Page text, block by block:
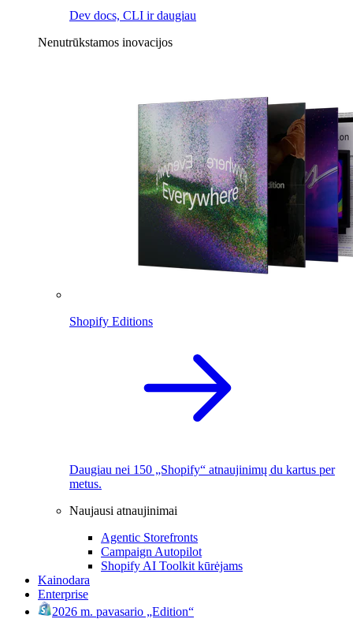
Dev docs, CLI ir daugiau
Nenutrūkstamos inovacijos
Shopify Editions
Daugiau nei 150 „Shopify“ atnaujinimų du kartus per
metus.
Naujausi atnaujinimai
Agentic Storefronts
Campaign Autopilot
Shopify AI Toolkit kūrėjams
Kainodara
Enterprise
2026 m. pavasario „Edition“